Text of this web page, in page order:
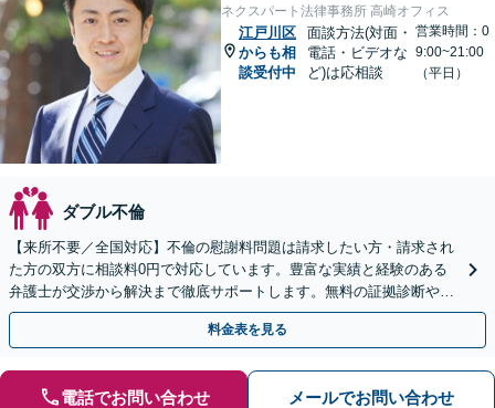
ネクスパート法律事務所 高崎オフィス
江戸川区
からも相
談受付中
面談方法(対面・
電話・ビデオな
ど)は応相談
営業時間：0
9:00~21:00
（平日）
ダブル不倫
【来所不要／全国対応】不倫の慰謝料問題は請求したい方・請求され
た方の双方に相談料0円で対応しています。豊富な実績と経験のある
弁護士が交渉から解決まで徹底サポートします。無料の証拠診断や着
手金の返還保証もありますので安心してご相談ください。
料金表を見る
電話でお問い合わせ メールでお問い合わせ